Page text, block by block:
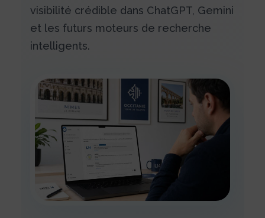
visibilité crédible dans ChatGPT, Gemini
et les futurs moteurs de recherche
intelligents.